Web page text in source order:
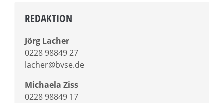
REDAKTION
Jörg Lacher
0228 98849 27
lacher@bvse.de
Michaela Ziss
0228 98849 17